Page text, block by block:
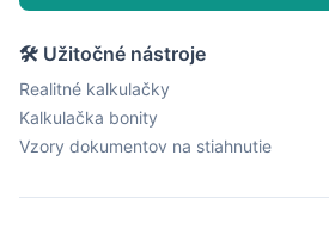
🛠 Užitočné nástroje
Realitné kalkulačky
Kalkulačka bonity
Vzory dokumentov na stiahnutie